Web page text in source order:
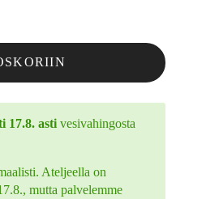
17.8. astivesivahingosta
Ateljeella on
mutta palvelemme